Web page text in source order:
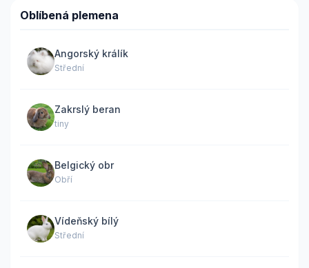
Oblíbená plemena
Angorský králík
Střední
Zakrslý beran
tiny
Belgický obr
Obří
Vídeňský bílý
Střední